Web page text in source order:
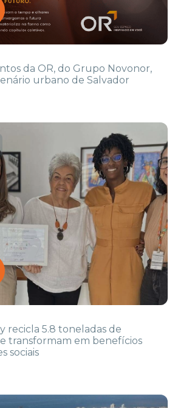
da OR, do Grupo Novonor,
urbano de Salvador
recicla 5.8 toneladas de
transformam em benefícios
sociais